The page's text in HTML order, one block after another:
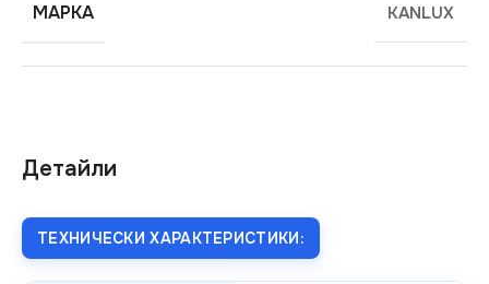
Детайли
ТЕХНИЧЕСКИ ХАРАКТЕРИСТИКИ:
МАРКА KANLUX